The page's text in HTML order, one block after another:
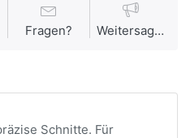
Fragen? Weitersagen
Schnitte. Für